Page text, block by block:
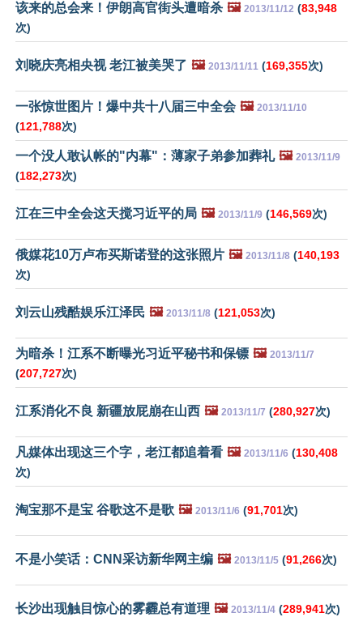
该来的总会来！伊朗高官街头遭暗杀 🖼️ 2013/11/12 (83,948
次)
刘晓庆亮相央视 老江被美哭了 🖼️ 2013/11/11 (169,355次)
一张惊世图片！爆中共十八届三中全会 🖼️ 2013/11/10
(121,788次)
一个没人敢认帐的"内幕"：薄家子弟参加葬礼 🖼️ 2013/11/9
(182,273次)
江在三中全会这天搅习近平的局 🖼️ 2013/11/9 (146,569次)
俄媒花10万卢布买斯诺登的这张照片 🖼️ 2013/11/8 (140,193
次)
刘云山残酷娱乐江泽民 🖼️ 2013/11/8 (121,053次)
为暗杀！江系不断曝光习近平秘书和保镖 🖼️ 2013/11/7
(207,727次)
江系消化不良 新疆放屁崩在山西 🖼️ 2013/11/7 (280,927次)
凡媒体出现这三个字，老江都追着看 🖼️ 2013/11/6 (130,408
次)
淘宝那不是宝 谷歌这不是歌 🖼️ 2013/11/6 (91,701次)
不是小笑话：CNN采访新华网主编 🖼️ 2013/11/5 (91,266次)
长沙出现触目惊心的雾霾总有道理 🖼️ 2013/11/4 (289,941次)